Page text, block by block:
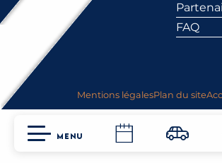
MENU
FAQ
Mentions légalesPlan du site